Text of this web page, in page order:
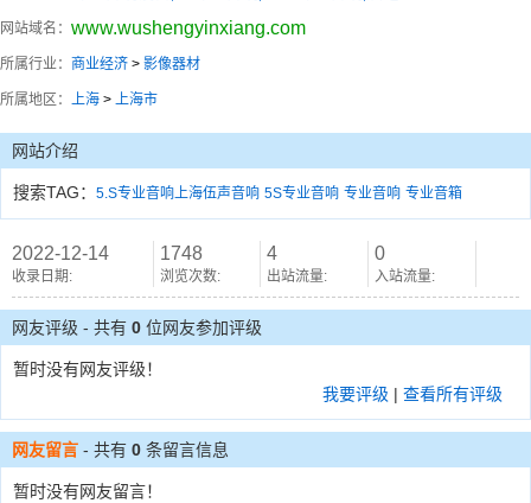
网站域名： www.wushengyinxiang.com
所属行业： 商业经济 > 影像器材
所属地区： 上海 > 上海市
网站介绍
搜索TAG： 5.S专业音响上海伍声音响 5S专业音响 专业音响 专业音箱
2022-12-14
收录日期:
1748
浏览次数:
4
出站流量:
0
入站流量:
网友评级 - 共有 0 位网友参加评级
暂时没有网友评级！
我要评级 | 查看所有评级
网友留言 - 共有 0 条留言信息
暂时没有网友留言！